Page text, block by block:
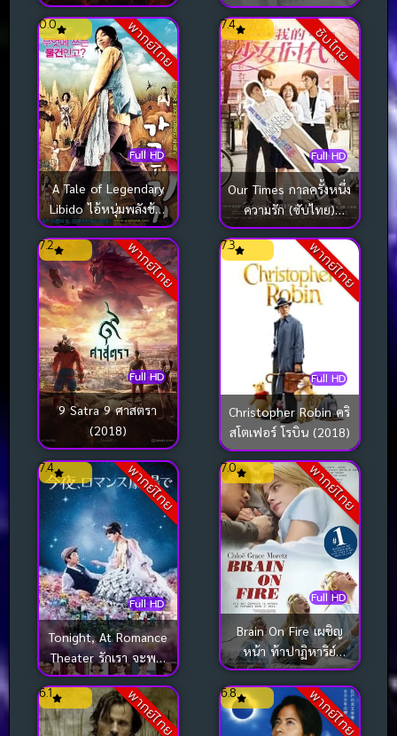
Road ตี๋เหรินเจี๋ย เส้น
ทางปริศนา (2023)
พากย์ไทย
Full HD
0.0
A Tale of Legendary
Libido ไอ้หนุ่มพลังช้าง
ไวอาก้าเรียกพี่ (2008)
ซับไทย
Full HD
7.4
Our Times กาลครั้งหนึ่ง
ความรัก (ซับไทย)
(2015)
พากย์ไทย
Full HD
7.2
9 Satra 9 ศาสตรา
(2018)
พากย์ไทย
Full HD
7.3
Christopher Robin คริ
สโตเฟอร์ โรบิน (2018)
พากย์ไทย
Full HD
7.4
Tonight, At Romance
Theater รักเรา จะพบ
กัน (2018)
พากย์ไทย
Full HD
7.0
Brain On Fire เผชิญ
หน้า ท้าปาฏิหาริย์
(2016)
พากย์ไทย
6.1 พากย์ไทย
6.8